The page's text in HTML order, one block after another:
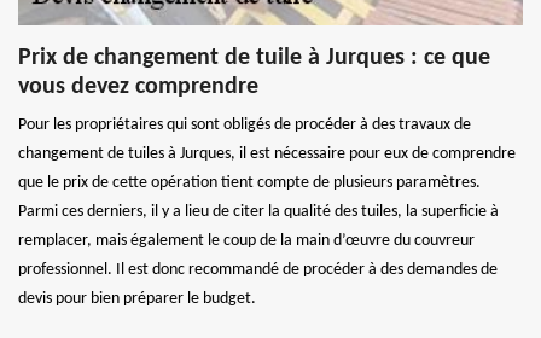
Prix de changement de tuile à Jurques : ce que
vous devez comprendre
Pour les propriétaires qui sont obligés de procéder à des travaux de
changement de tuiles à Jurques, il est nécessaire pour eux de comprendre
que le prix de cette opération tient compte de plusieurs paramètres.
Parmi ces derniers, il y a lieu de citer la qualité des tuiles, la superficie à
remplacer, mais également le coup de la main d’œuvre du couvreur
professionnel. Il est donc recommandé de procéder à des demandes de
devis pour bien préparer le budget.